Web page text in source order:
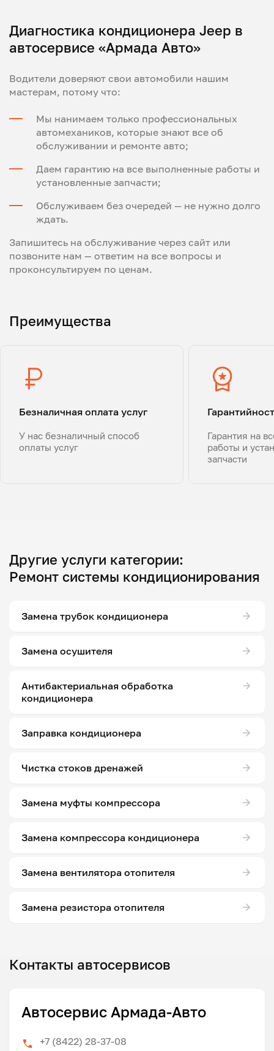
Диагностика кондиционера Jeep в
автосервисе «Армада Авто»
Водители доверяют свои автомобили нашим
мастерам, потому что:
Мы нанимаем только профессиональных
автомехаников, которые знают все об
обслуживании и ремонте авто;
Даем гарантию на все выполненные работы и
установленные запчасти;
Обслуживаем без очередей — не нужно долго
ждать.
Запишитесь на обслуживание через сайт или
позвоните нам — ответим на все вопросы и
проконсультируем по ценам.
Преимущества
Безналичная оплата услуг
У нас безналичный способ
оплаты услуг
Гарантия на
работы и
запчасти
Другие услуги категории:
Ремонт системы кондиционирования
Замена трубок кондиционера
Замена осушителя
Антибактериальная обработка
кондиционера
Заправка кондиционера
Чистка стоков дренажей
Замена муфты компрессора
Замена компрессора кондиционера
Замена вентилятора отопителя
Замена резистора отопителя
Контакты автосервисов
Автосервис Армада-Авто
+7 (8422) 28-37-08